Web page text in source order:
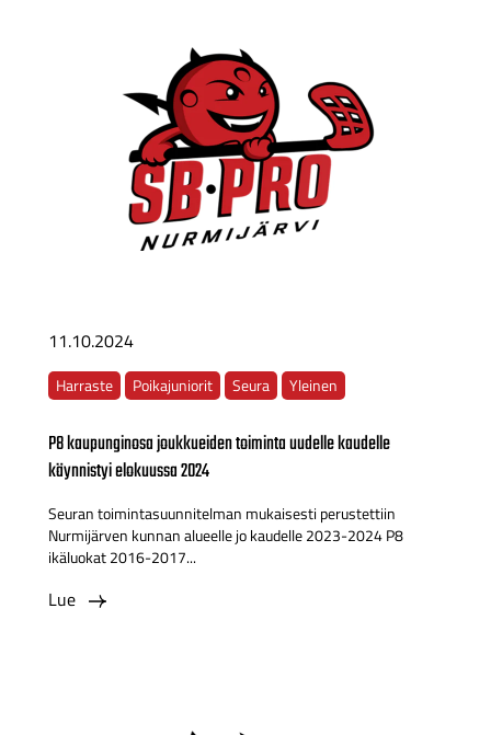
11.10.2024
Harraste Poikajuniorit Seura Yleinen
P8 kaupunginosa joukkueiden toiminta uudelle kaudelle
käynnistyi elokuussa 2024
Seuran toimintasuunnitelman mukaisesti perustettiin
Nurmijärven kunnan alueelle jo kaudelle 2023-2024 P8
ikäluokat 2016-2017...
Lue